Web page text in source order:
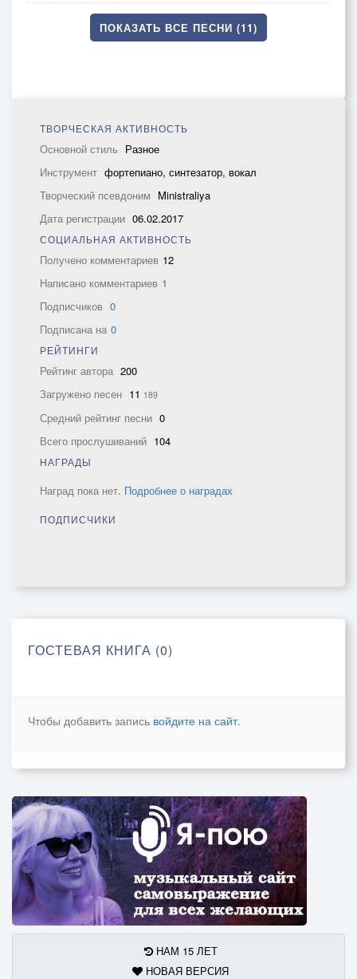
ПОКАЗАТЬ ВСЕ ПЕСНИ (11)
ТВОРЧЕСКАЯ АКТИВНОСТЬ
Основной стиль Разное
Инструмент фортепиано, синтезатор, вокал
Творческий псевдоним Ministraliya
Дата регистрации 06.02.2017
СОЦИАЛЬНАЯ АКТИВНОСТЬ
Получено комментариев 12
Написано комментариев 1
Подписчиков 0
Подписана на 0
РЕЙТИНГИ
Рейтинг автора 200
Загружено песен 11 189
Средний рейтинг песни 0
Всего прослушиваний 104
НАГРАДЫ
Наград пока нет. Подробнее о наградах
ПОДПИСЧИКИ
ГОСТЕВАЯ КНИГА (0)
Чтобы добавить запись войдите на сайт.
НАМ 15 ЛЕТ
НОВАЯ ВЕРСИЯ